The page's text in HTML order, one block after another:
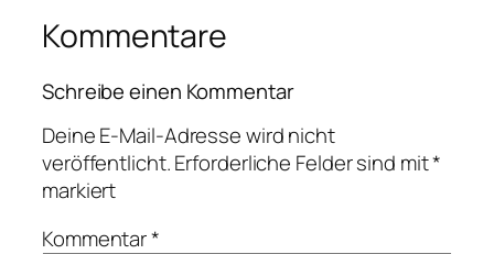
Kommentare
Schreibe einen Kommentar
Deine E-Mail-Adresse wird nicht
veröffentlicht.Erforderliche Felder sind mit*
markiert
Kommentar*